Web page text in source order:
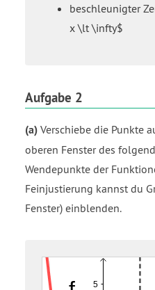
beschleunigter
x \lt \infty$
Aufgabe 2
(a) Verschiebe die Punkte
oberen Fenster des
Wendepunkte der
Feinjustierung kannst du
Fenster) einblenden.
f'Funktion
f0
Funktion
f1
Funktion
f2
Funktion
f3
Funktion
g1
Gerade
gl1
Gerade
gl2
Gerade
gl3